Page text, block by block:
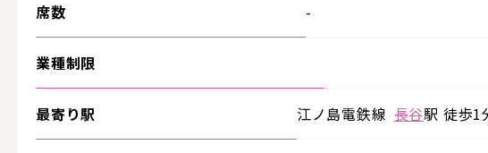
席数 -
業種制限
最寄り駅 江ノ島電鉄線 長谷駅 徒歩1